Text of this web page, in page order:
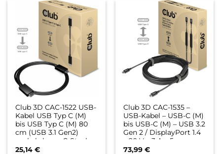
Club 3D CAC-1522 USB-
Kabel USB Typ C (M)
bis USB Typ C (M) 80
cm (USB 3.1 Gen2)
umkehrbarer C-Stecker
(CAC-1522)
25,14€
Club 3D CAC-1535 –
USB-Kabel – USB-C (M)
bis USB-C (M) – USB 3.2
Gen 2 / DisplayPort 1.4
– 20 V – 3 A – 5 m –
aktiv, USB Power
73,99€